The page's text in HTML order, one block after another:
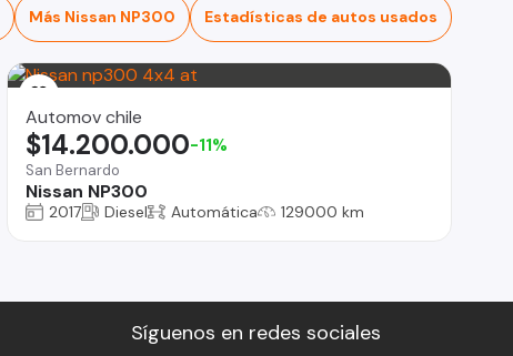
Más Nissan NP300 Estadísticas de autos usados
Automov chile
San Bernardo
Nissan NP300
$14.200.000-11%
2017 Diesel Automática 129000 km
Síguenos en redes sociales